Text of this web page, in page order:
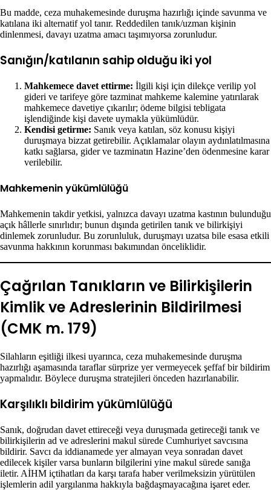
Bu madde, ceza muhakemesinde duruşma hazırlığı içinde savunma ve
katılana iki alternatif yol tanır. Reddedilen tanık/uzman kişinin
dinlenmesi, davayı uzatma amacı taşımıyorsa zorunludur.
Sanığın/katılanın sahip olduğu iki yol
Mahkemece davet ettirme: İlgili kişi için dilekçe verilip yol
gideri ve tarifeye göre tazminat mahkeme kalemine yatırılarak
mahkemece davetiye çıkarılır; ödeme bilgisi tebligata
işlendiğinde kişi davete uymakla yükümlüdür.
Kendisi getirme: Sanık veya katılan, söz konusu kişiyi
duruşmaya bizzat getirebilir. Açıklamalar olayın aydınlatılmasına
katkı sağlarsa, gider ve tazminatın Hazine’den ödenmesine karar
verilebilir.
Mahkemenin yükümlülüğü
Mahkemenin takdir yetkisi, yalnızca davayı uzatma kastının bulunduğu
açık hâllerle sınırlıdır; bunun dışında getirilen tanık ve bilirkişiyi
dinlemek zorunludur. Bu zorunluluk, duruşmayı uzatsa bile esasa etkili
savunma hakkının korunması bakımından önceliklidir.
Çağrılan Tanıkların ve Bilirkişilerin
Kimlik ve Adreslerinin Bildirilmesi
(CMK m. 179)
Silahların eşitliği ilkesi uyarınca, ceza muhakemesinde duruşma
hazırlığı aşamasında taraflar sürprize yer vermeyecek şeffaf bir bildirim
yapmalıdır. Böylece duruşma stratejileri önceden hazırlanabilir.
Karşılıklı bildirim yükümlülüğü
Sanık, doğrudan davet ettireceği veya duruşmada getireceği tanık ve
bilirkişilerin ad ve adreslerini makul sürede Cumhuriyet savcısına
bildirir. Savcı da iddianamede yer almayan veya sonradan davet
edilecek kişiler varsa bunların bilgilerini yine makul sürede sanığa
iletir. AİHM içtihatları da karşı tarafa haber verilmeksizin yürütülen
işlemlerin adil yargılanma hakkıyla bağdaşmayacağına işaret eder.